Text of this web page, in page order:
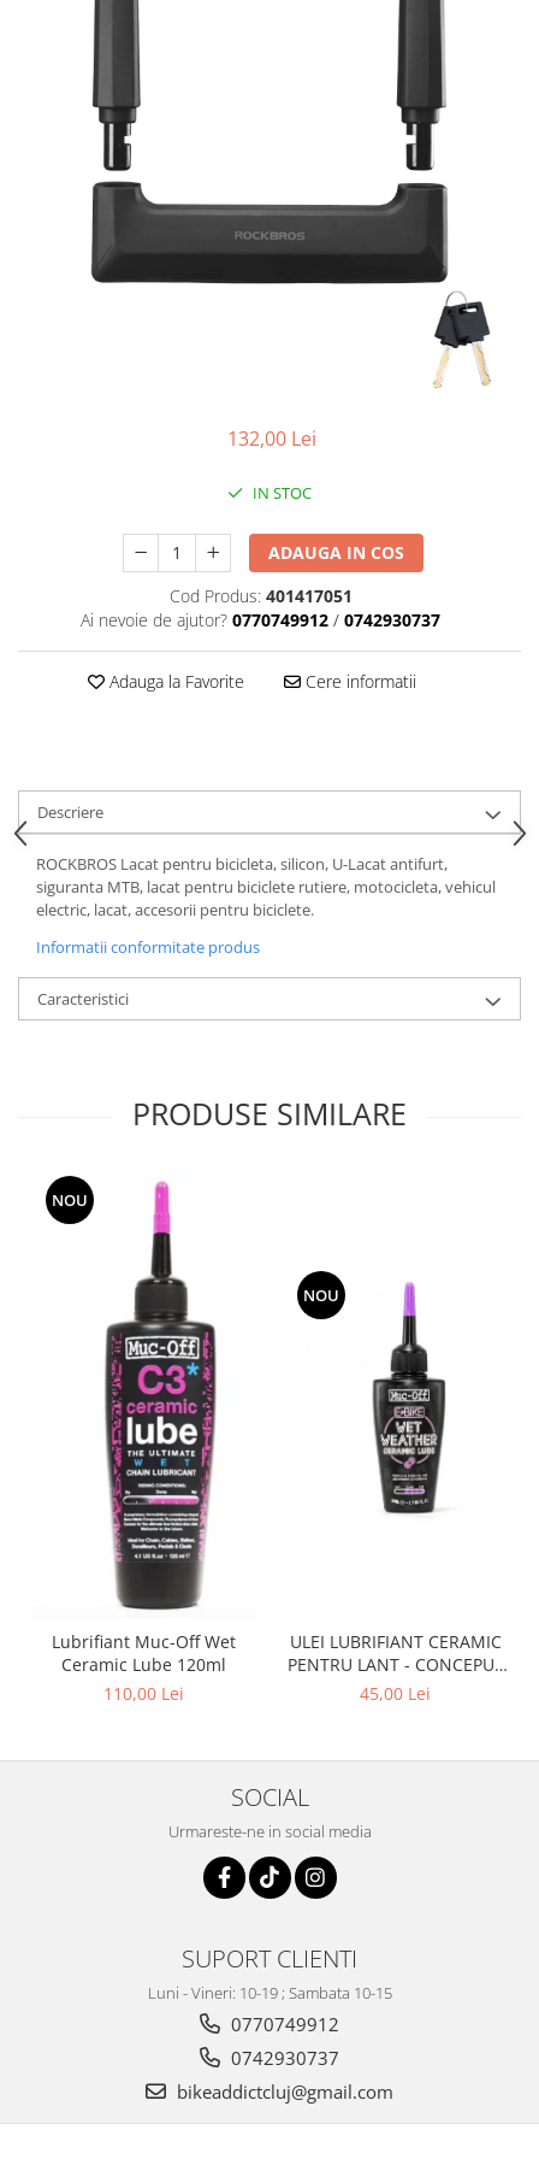
Saboti de frana
Schimbatoare viteze
Scule bicicleta
Sei bicicleta
132,00 Lei
IN STOC
ADAUGA IN COS
Cod Produs: 401417051
Ai nevoie de ajutor? 0770749912 / 0742930737
Adauga la Favorite Cere informatii
Descriere
ROCKBROS Lacat pentru bicicleta, silicon, U-Lacat antifurt,
siguranta MTB, lacat pentru biciclete rutiere, motocicleta, vehicul
electric, lacat, accesorii pentru biciclete.
Informatii conformitate produs
Caracteristici
PRODUSE SIMILARE
NOU
Lubrifiant Muc-Off Wet
Ceramic Lube 120ml
110,00 Lei
NOU
ULEI LUBRIFIANT CERAMIC
PENTRU LANT - CONCEPUT
SPECIAL PENTRU BICICLETE
45,00 Lei
SOCIAL
Urmareste-ne in social media
SUPORT CLIENTI
Luni - Vineri: 10-19 ; Sambata 10-15
0770749912
0742930737
bikeaddictcluj@gmail.com